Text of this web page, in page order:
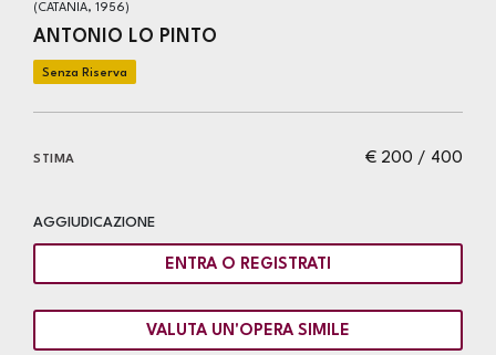
(CATANIA, 1956)
ANTONIO LO PINTO
€ 200 / 400
STIMA
AGGIUDICAZIONE
ENTRA O REGISTRATI
VALUTA UN'OPERA SIMILE